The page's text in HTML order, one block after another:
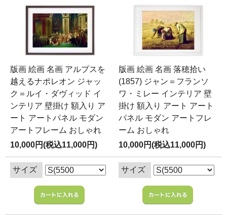
版画 絵画 名画 アルプスを
越えるナポレオン ジャッ
ク＝ルイ・ダヴィッド イ
ンテリア 壁掛け 額入り ア
ート アートパネル モダン
アートフレーム おしゃれ
10,000円(税込11,000円)
サイズ
版画 絵画 名画 落穂拾い
(1857) ジャン＝フランソ
ワ・ミレー インテリア 壁
掛け 額入り アート アート
パネル モダン アートフレ
ーム おしゃれ
10,000円(税込11,000円)
サイズ